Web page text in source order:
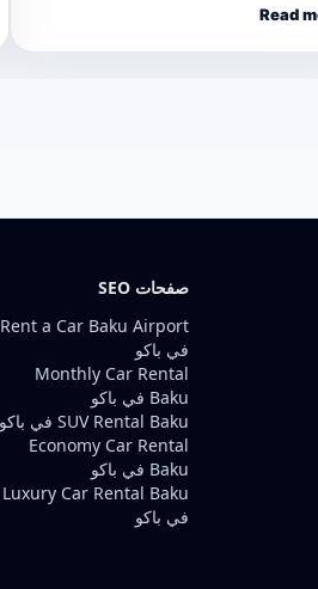
Read
صفحات SEO
Rent a Car Baku Airport
في باكو
Monthly Car Rental
Baku في باكو
SUV Rental Baku في باكو
Economy Car Rental
Baku في باكو
Luxury Car Rental Baku
في باكو